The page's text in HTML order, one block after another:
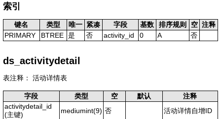
索引
键名 类型 唯一 紧凑 字段 基数 排序规则 空 注释
PRIMARY
BTREE 是 否 activity_id 0 A 否
ds_activitydetail
表注释： 活动详情表
字段 类型 空 默认
注释
activitydetail_id
(主键)
mediumint(9) 否
活动详情自增ID